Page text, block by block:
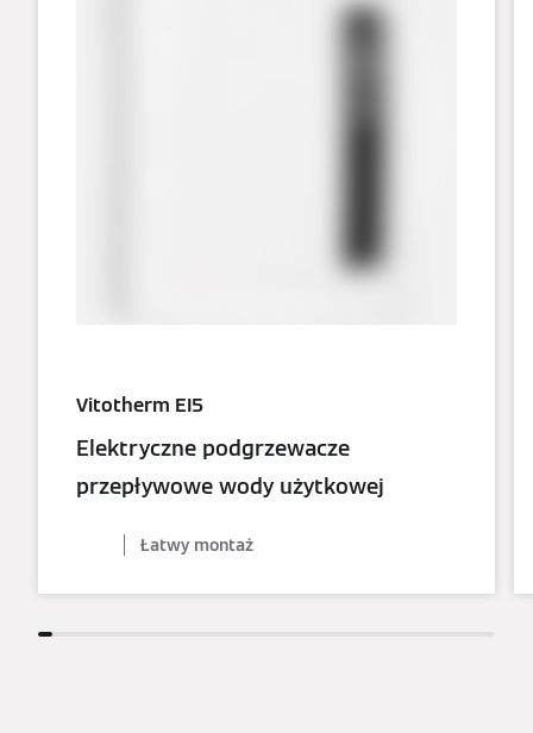
Vitotherm EI5
Elektryczne podgrzewacze
przepływowe wody użytkowej
Łatwy montaż